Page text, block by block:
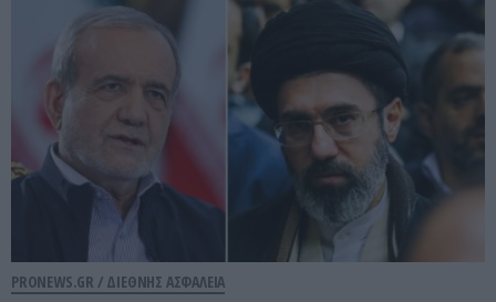
PRONEWS.GR / ΔΙΕΘΝΗΣ ΑΣΦΑΛΕΙΑ